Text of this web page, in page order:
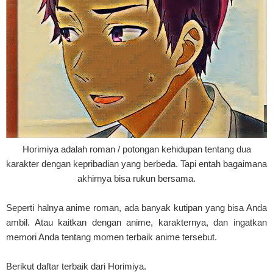
Horimiya adalah roman / potongan kehidupan tentang dua
karakter dengan kepribadian yang berbeda. Tapi entah bagaimana
akhirnya bisa rukun bersama.
Seperti halnya anime roman, ada banyak kutipan yang bisa Anda
ambil. Atau kaitkan dengan anime, karakternya, dan ingatkan
memori Anda tentang momen terbaik anime tersebut.
Berikut daftar terbaik dari Horimiya.